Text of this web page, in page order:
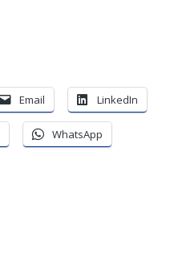
Email LinkedIn
WhatsApp